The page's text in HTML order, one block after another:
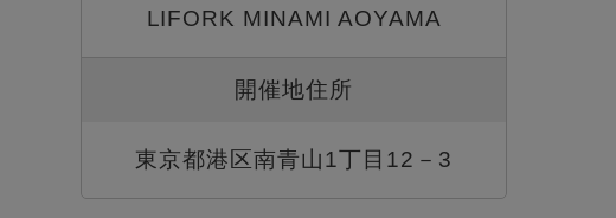
LIFORK MINAMI AOYAMA
開催地住所
東京都港区南青山1丁目12－3